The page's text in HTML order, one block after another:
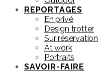
REPORTAGES
En privé
Design trotter
Sur réservation
At work
Portraits
SAVOIR-FAIRE